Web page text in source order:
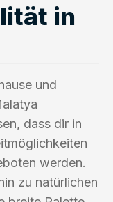
in
und
dass dir in
werden.
zu natürlichen